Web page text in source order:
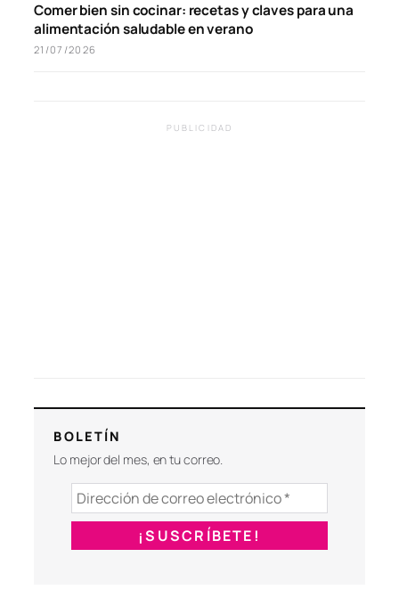
Comer bien sin cocinar: recetas y claves para una
alimentación saludable en verano
21/07/2026
PUBLICIDAD
BOLETÍN
Lo mejor del mes, en tu correo.